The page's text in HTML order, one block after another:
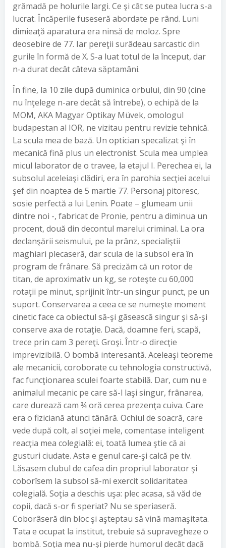
grămadă pe holurile largi. Ce şi cât se putea lucra s-a
lucrat. Încăperile fuseseră abordate pe rând. Luni
dimieaţă aparatura era ninsă de moloz. Spre
deosebire de 77. Iar pereţii surâdeau sarcastic din
gurile în formă de X. S-a luat totul de la început, dar
n-a durat decât câteva săptamâni.
În fine, la 10 zile după duminica orbului, din 90 (cine
nu înţelege n-are decât să întrebe), o echipă de la
MOM, AKA Magyar Optikay Müvek, omologul
budapestan al IOR, ne vizitau pentru revizie tehnică.
La scula mea de bază. Un optician specalizat şi în
mecanică fină plus un electronist. Scula mea umplea
micul laborator de o travee, la etajul I. Perechea ei, la
subsolul aceleiaşi clădiri, era în parohia secţiei acelui
şef din noaptea de 5 martie 77. Personaj pitoresc,
sosie perfectă a lui Lenin. Poate – glumeam unii
dintre noi -, fabricat de Pronie, pentru a diminua un
procent, două din decontul marelui criminal. La ora
declanşării seismului, pe la prânz, specialiştii
maghiari plecaseră, dar scula de la subsol era în
program de frânare. Să precizăm că un rotor de
titan, de aproximativ un kg, se roteşte cu 60,000
rotaţii pe minut, sprijinit într-un singur punct, pe un
suport. Conservarea a ceea ce se numeşte moment
cinetic face ca obiectul să-şi găsească singur şi să-şi
conserve axa de rotaţie. Dacă, doamne feri, scapă,
trece prin cam 3 pereţi. Groşi. Într-o direcţie
imprevizibilă. O bombă interesantă. Aceleaşi teoreme
ale mecanicii, coroborate cu tehnologia constructivă,
fac funcţionarea sculei foarte stabilă. Dar, cum nu e
animalul mecanic pe care să-l laşi singur, frânarea,
care durează cam ¾ oră cerea prezenţa cuiva. Care
era o fiziciană atunci tânără. Ochiul de soacră, care
vede după colt, al soţiei mele, comentase inteligent
reacţia mea colegială: ei, toată lumea ştie că ai
gusturi ciudate. Asta e genul care-şi calcă pe tiv.
Lăsasem clubul de cafea din propriul laborator şi
coborîsem la subsol să-mi exercit solidaritatea
colegială. Soţia a deschis uşa: plec acasa, să văd de
copii, dacă s-or fi speriat? Nu se speriaseră.
Coborâseră din bloc şi aşteptau să vină mamaşitata.
Tata e ocupat la institut, trebuie să supravegheze o
bombă. Soţia mea nu-şi pierde humorul decât dacă